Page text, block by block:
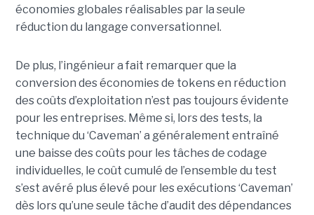
économies globales réalisables par la seule
réduction du langage conversationnel.
De plus, l’ingénieur a fait remarquer que la
conversion des économies de tokens en réduction
des coûts d’exploitation n’est pas toujours évidente
pour les entreprises. Même si, lors des tests, la
technique du ‘Caveman’ a généralement entraîné
une baisse des coûts pour les tâches de codage
individuelles, le coût cumulé de l’ensemble du test
s’est avéré plus élevé pour les exécutions ‘Caveman’
dès lors qu’une seule tâche d’audit des dépendances